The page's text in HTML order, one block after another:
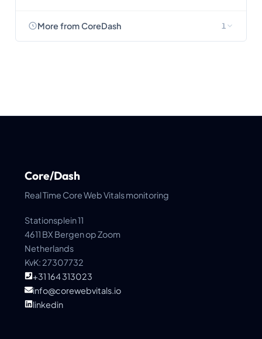
More from CoreDash 1
Core/Dash
Real Time Core Web Vitals monitoring
Stationsplein 11
4611 BX Bergen op Zoom
Netherlands
KvK: 27307732
+31 164 313023
info@corewebvitals.io
linkedin